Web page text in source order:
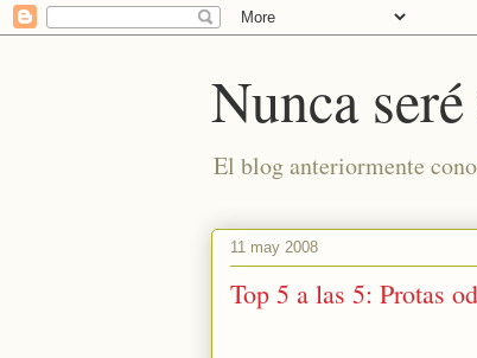
Nunca
El blog anteriormente
11 may 2008
Top 5 a las 5: Protas